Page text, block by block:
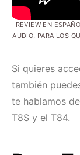
REVIEW EN
AUDIO, PARA LOS
Si quieres
también
te hablamos
T8S y el T84.